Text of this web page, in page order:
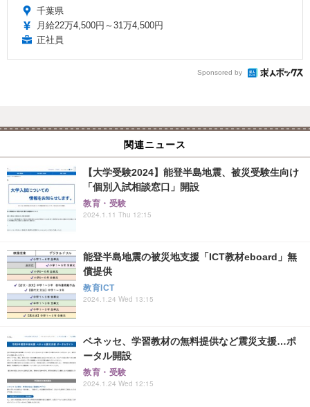
千葉県
月給22万4,500円～31万4,500円
正社員
Sponsored by
関連ニュース
【大学受験2024】能登半島地震、被災受験生向け
「個別入試相談窓口」開設
教育・受験
2024.1.11 Thu 12:15
能登半島地震の被災地支援「ICT教材eboard」無
償提供
教育ICT
2024.1.24 Wed 13:15
ベネッセ、学習教材の無料提供など震災支援…ポ
ータル開設
教育・受験
2024.1.24 Wed 12:15